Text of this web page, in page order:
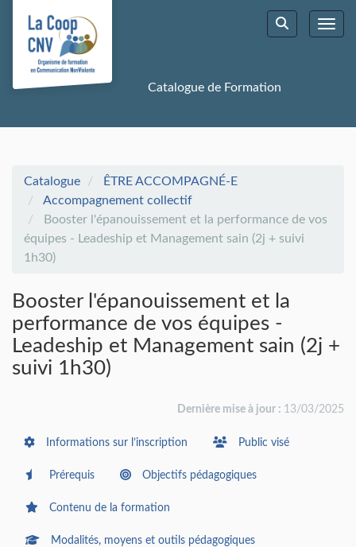
Aller au menu principal
Aller au contenu principal
Personnaliser l'interface
Rechercher
Catalogue de Formation
Catalogue
ÊTRE ACCOMPAGNÉ-E
Accompagnement collectif
Booster l'épanouissement et la performance de vos
équipes - Leadeship et Management sain (2j + suivi
1h30)
Booster l'épanouissement et la
performance de vos équipes -
Leadeship et Management sain (2j +
suivi 1h30)
Dernière mise à jour : 13/03/2025
Informations sur l’inscription Public visé
Prérequis Objectifs pédagogiques
Contenu de la formation
Modalités, moyens et outils pédagogiques